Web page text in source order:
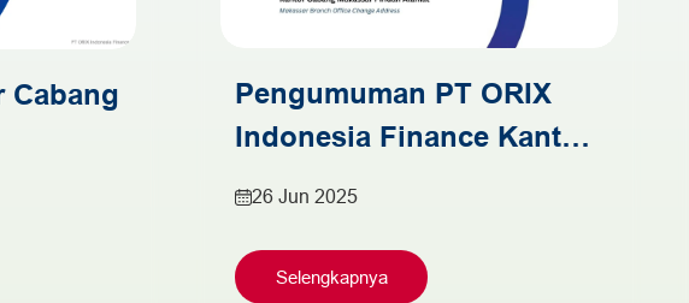
Cabang
Pengumuman PT ORIX
Indonesia Finance Kantor
26 Jun 2025
Selengkapnya